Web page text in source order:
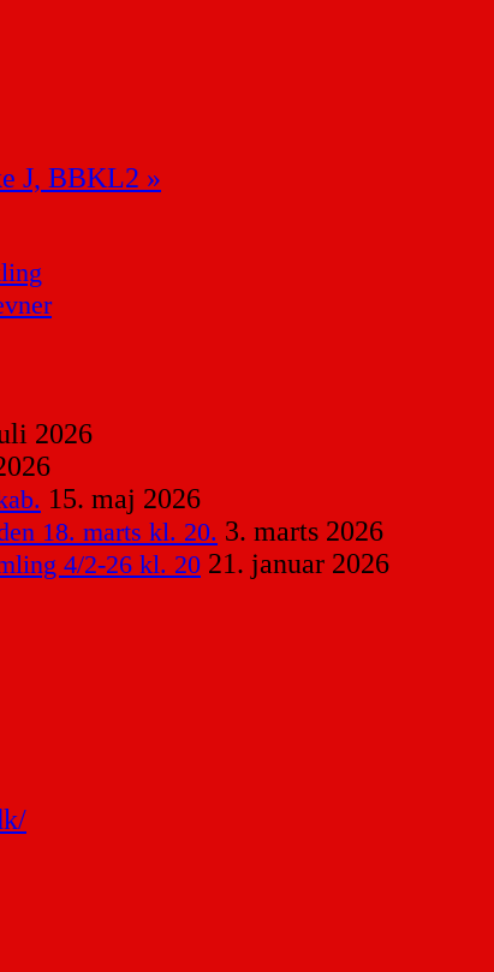
J, BBKL2 »
2026
15. maj 2026
18. marts kl. 20. 3. marts 2026
4/2-26 kl. 20 21. januar 2026